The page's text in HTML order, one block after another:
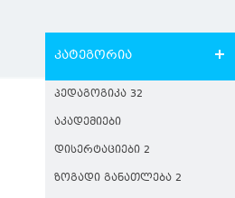
კატეგორია
ᲞᲔᲓᲐᲒᲝᲒᲘᲙᲐ 32
ᲐᲙᲐᲓᲔᲛᲘᲔᲑᲘ
ᲓᲘᲡᲔᲠᲢᲐᲪᲘᲔᲑᲘ 2
ᲖᲝᲒᲐᲓᲘ ᲒᲐᲜᲐᲗᲚᲔᲑᲐ 2